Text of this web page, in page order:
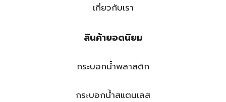
เกี่ยวกับเรา
สินค้ายอดนิยม
กระบอกน้ำพลาสติก
กระบอกน้ำสแตนเลส